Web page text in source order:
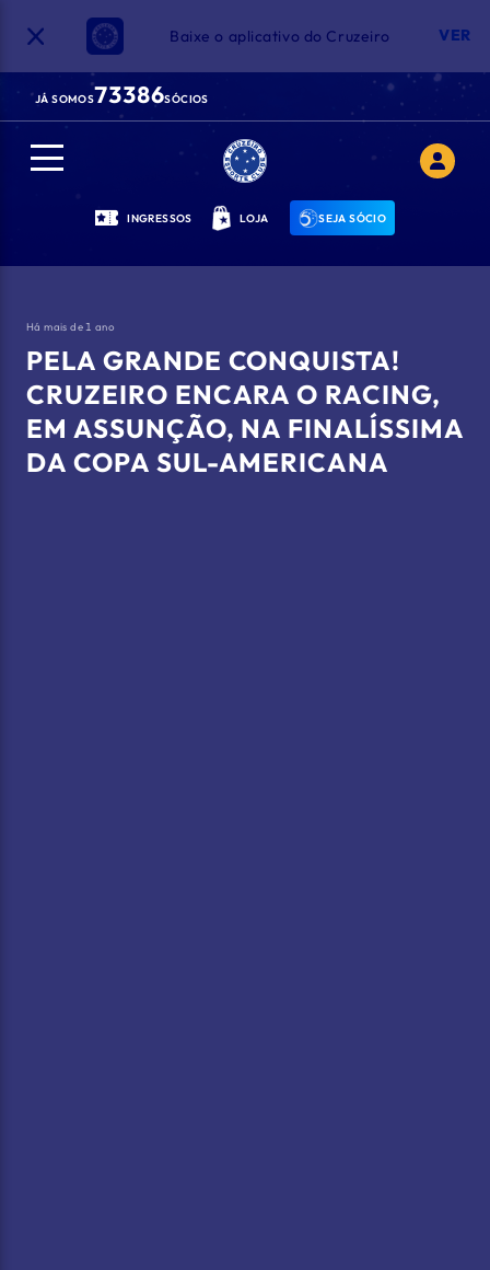
Baixe o aplicativo do Cruzeiro VER
JÁ SOMOS73386SÓCIOS
INGRESSOS LOJA SEJA SÓCIO
Hámais de 1 ano
PELA GRANDE CONQUISTA!
CRUZEIRO ENCARA O RACING,
EM ASSUNÇÃO, NA FINALÍSSIMA
DA COPA SUL-AMERICANA